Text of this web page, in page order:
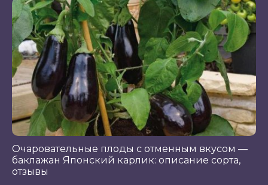
Очаровательные плоды с отменным вкусом —
баклажан Японский карлик: описание сорта,
отзывы